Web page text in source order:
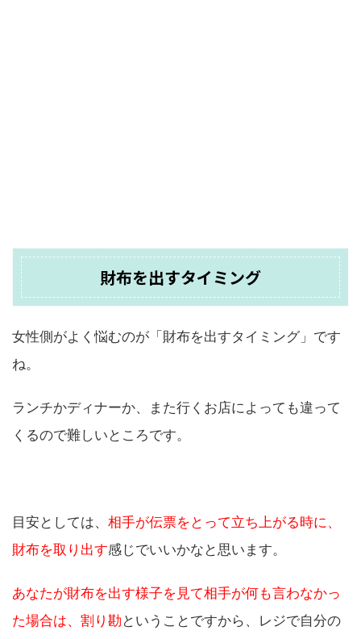
財布を出すタイミング
女性側がよく悩むのが「財布を出すタイミング」です
ね。
ランチかディナーか、また行くお店によっても違って
くるので難しいところです。
目安としては、 相手が伝票をとって立ち上がる時に、
財布を取り出す感じでいいかなと思います。
あなたが財布を出す様子を見て相手が何も言わなかっ
た場合は、割り勘 ということですから、レジで自分の